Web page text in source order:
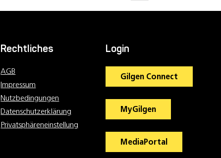
Rechtliches
AGB
Impressum
Nutzbedingungen
Datenschutzerklärung
Privatsphäreneinstellung
Login
Gilgen Connect
MyGilgen
MediaPortal